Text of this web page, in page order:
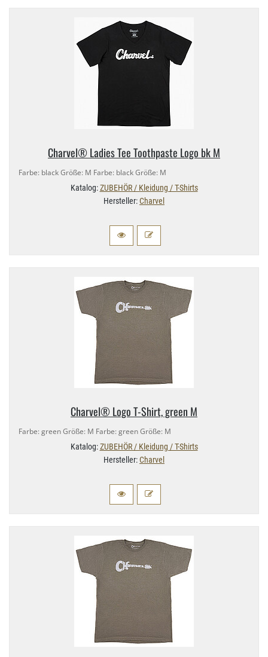
Charvel® Ladies Tee Toothpaste Logo bk M
Farbe: black Größe: M Farbe: black Größe: M
Katalog:ZUBEHÖR / Kleidung / T-Shirts
Hersteller:Charvel
Charvel® Logo T-​Shirt, green M
Farbe: green Größe: M Farbe: green Größe: M
Katalog:ZUBEHÖR / Kleidung / T-Shirts
Hersteller:Charvel